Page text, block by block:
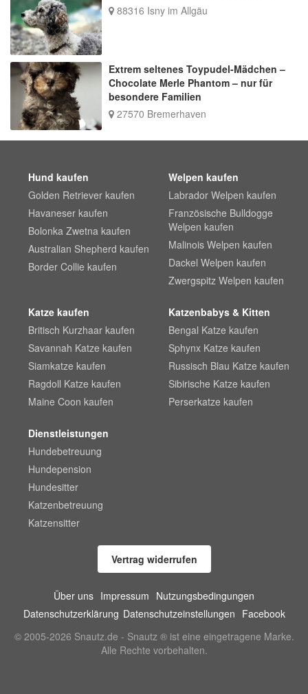
88316 Isny im Allgäu
Extrem seltenes Toypudel-Mädchen –
Chocolate Merle Phantom – nur für
besondere Familien
27570 Bremerhaven
Hund kaufen
Golden Retriever kaufen
Havaneser kaufen
Bolonka Zwetna kaufen
Australian Shepherd kaufen
Border Collie kaufen
Welpen kaufen
Labrador Welpen kaufen
Französische Bulldogge
Welpen kaufen
Malinois Welpen kaufen
Dackel Welpen kaufen
Zwergspitz Welpen kaufen
Katze kaufen
Britisch Kurzhaar kaufen
Savannah Katze kaufen
Siamkatze kaufen
Ragdoll Katze kaufen
Maine Coon kaufen
Katzenbabys & Kitten
Bengal Katze kaufen
Sphynx Katze kaufen
Russisch Blau Katze kaufen
Sibirische Katze kaufen
Perserkatze kaufen
Dienstleistungen
Hundebetreuung
Hundepension
Hundesitter
Katzenbetreuung
Katzensitter
Vertrag widerrufen
Über uns Impressum Nutzungsbedingungen
Datenschutzerklärung Datenschutzeinstellungen Facebook
© 2005-2026 Snautz.de - Snautz ® ist eine eingetragene Marke.
Alle Rechte vorbehalten.